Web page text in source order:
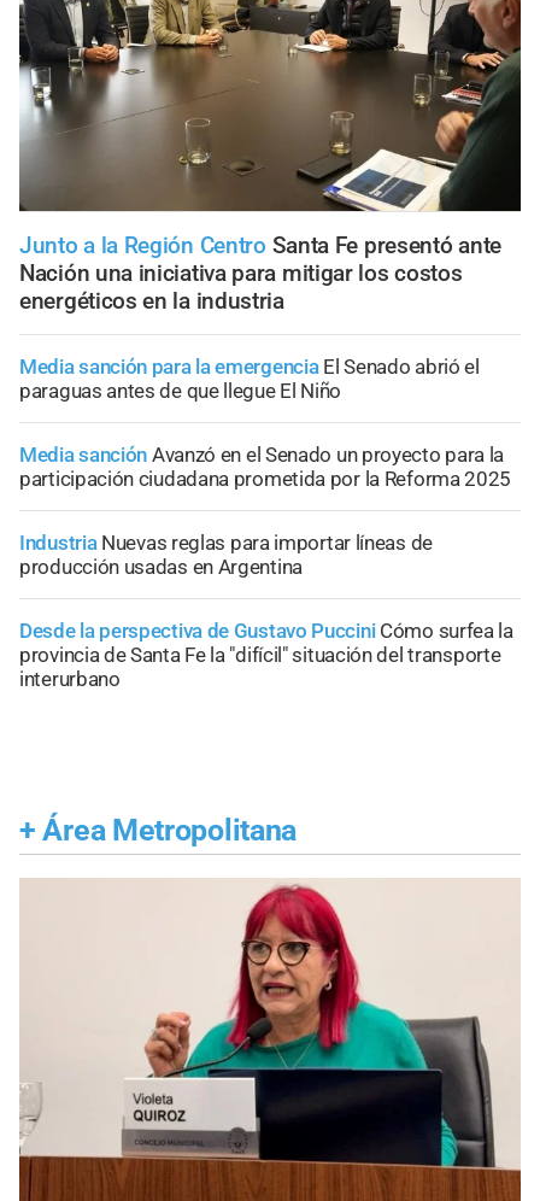
Junto a la Región Centro Santa Fe presentó ante
Nación una iniciativa para mitigar los costos
energéticos en la industria
Media sanción para la emergencia El Senado abrió el
paraguas antes de que llegue El Niño
Media sanción Avanzó en el Senado un proyecto para la
participación ciudadana prometida por la Reforma 2025
Industria Nuevas reglas para importar líneas de
producción usadas en Argentina
Desde la perspectiva de Gustavo Puccini Cómo surfea la
provincia de Santa Fe la "difícil" situación del transporte
interurbano
+ Área Metropolitana